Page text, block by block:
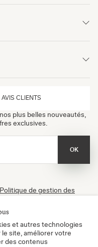
AVIS CLIENTS
plus belles nouveautés,
exclusives.
OK
Politique de gestion des
à tout moment.
Certifié B Corp
et autres technologies
site, améliorer votre
des contenus